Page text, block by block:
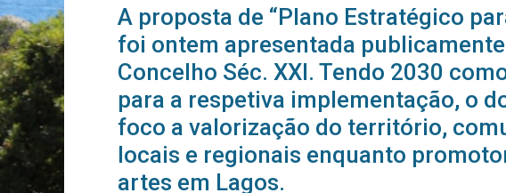
A proposta de “Plano Estratégico
foi ontem apresentada
Concelho Séc. XXI. Tendo 2030
para a respetiva implementação, o
foco a valorização do território,
locais e regionais enquanto
artes em Lagos.